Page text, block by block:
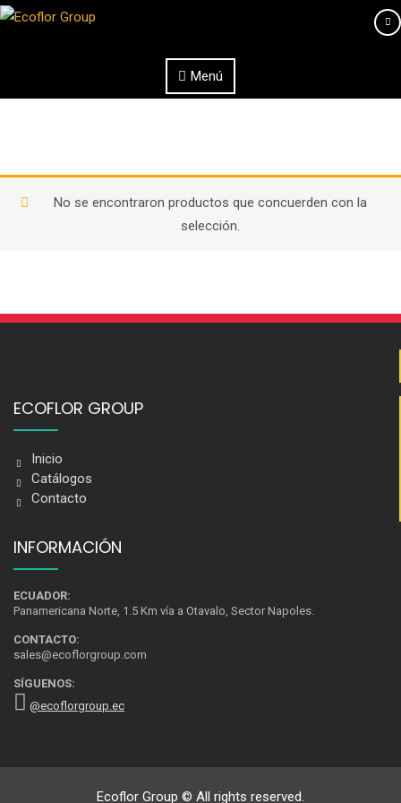
Saltar al contenido
Menú
No se encontraron productos que concuerden con la
selección.
ECOFLOR GROUP
Inicio
Catálogos
Contacto
INFORMACIÓN
ECUADOR:
Panamericana Norte, 1.5 Km vía a Otavalo, Sector Napoles.
CONTACTO:
sales@ecoflorgroup.com
SÍGUENOS:
@ecoflorgroup.ec
Ecoflor Group © All rights reserved.